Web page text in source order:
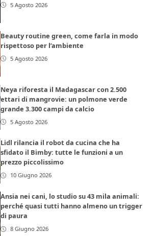
5 Agosto 2026
Beauty routine green, come farla in modo
rispettoso per l’ambiente
5 Agosto 2026
Neya riforesta il Madagascar con 2.500
ettari di mangrovie: un polmone verde
grande 3.300 campi da calcio
5 Agosto 2026
Lidl rilancia il robot da cucina che ha
sfidato il Bimby: tutte le funzioni a un
prezzo piccolissimo
10 Giugno 2026
Ansia nei cani, lo studio su 43 mila animali:
perché quasi tutti hanno almeno un trigger
di paura
8 Giugno 2026